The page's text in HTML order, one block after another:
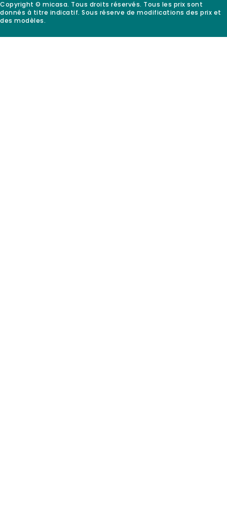
Copyright © micasa. Tous droits réservés. Tous les prix sont
donnés à titre indicatif. Sous réserve de modifications des prix et
des modèles.